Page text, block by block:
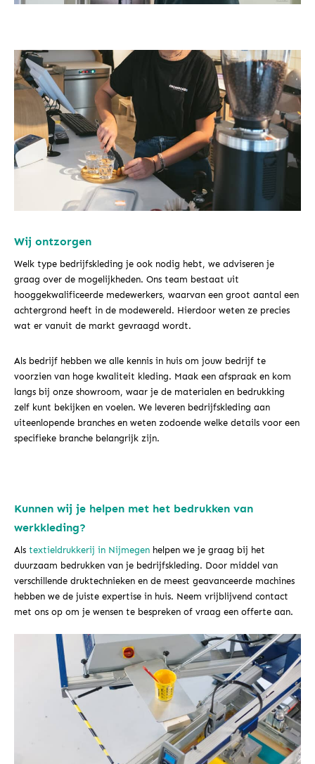
Wij ontzorgen
Welk type bedrijfskleding je ook nodig hebt, we adviseren je
graag over de mogelijkheden. Ons team bestaat uit
hooggekwalificeerde medewerkers, waarvan een groot aantal een
achtergrond heeft in de modewereld. Hierdoor weten ze precies
wat er vanuit de markt gevraagd wordt.
Als bedrijf hebben we alle kennis in huis om jouw bedrijf te
voorzien van hoge kwaliteit kleding. Maak een afspraak en kom
langs bij onze showroom, waar je de materialen en bedrukking
zelf kunt bekijken en voelen. We leveren bedrijfskleding aan
uiteenlopende branches en weten zodoende welke details voor een
specifieke branche belangrijk zijn.
Kunnen wij je helpen met het bedrukken van
werkkleding?
Als textieldrukkerij in Nijmegen helpen we je graag bij het
duurzaam bedrukken van je bedrijfskleding. Door middel van
verschillende druktechnieken en de meest geavanceerde machines
hebben we de juiste expertise in huis. Neem vrijblijvend contact
met ons op om je wensen te bespreken of vraag een offerte aan.